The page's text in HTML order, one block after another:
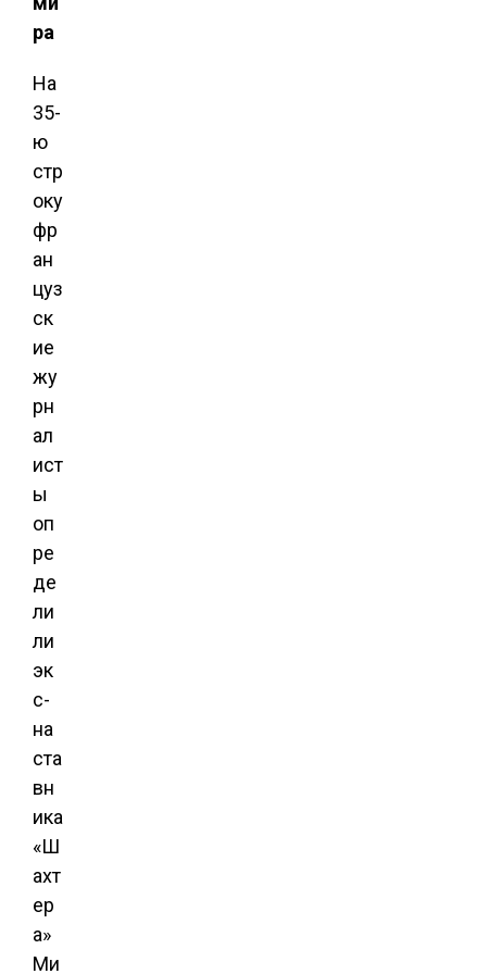
ра
На
35-
ю
стр
оку
фр
ан
цуз
ск
ие
жу
рн
ал
ист
ы
оп
ре
де
ли
ли
эк
с-
на
ста
вн
ика
«Ш
ахт
ер
а»
Ми